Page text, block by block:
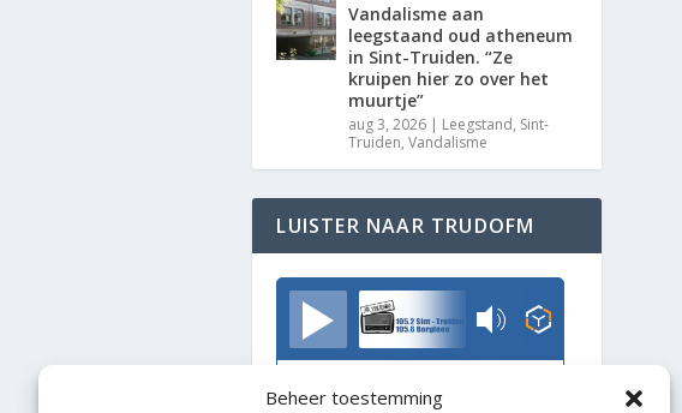
Beheer toestemming
Vandalisme aan
leegstaand oud atheneum
in Sint-Truiden. “Ze
kruipen hier zo over het
muurtje”
aug 3, 2026 | Leegstand, Sint-
Truiden,Vandalisme
LUISTER NAAR TRUDOFM
TrudoFM